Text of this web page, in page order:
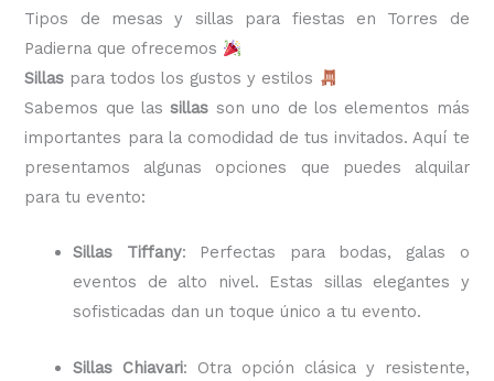
Tipos de mesas y sillas para fiestas en Torres de
Padierna que ofrecemos
Sillas para todos los gustos y estilos
Sabemos que lassillas son uno de los elementos más
importantes para la comodidad de tus invitados. Aquí te
presentamos algunas opciones que puedes alquilar
para tu evento:
Sillas Tiffany: Perfectas para bodas, galas o
eventos de alto nivel. Estas sillas elegantes y
sofisticadas dan un toque único a tu evento.
Sillas Chiavari: Otra opción clásica y resistente,